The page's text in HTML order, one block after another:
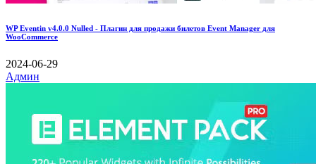
WP Eventin v4.0.0 Nulled - Плагин для продажи билетов Event Manager для
WooCommerce
2024-06-29
Админ